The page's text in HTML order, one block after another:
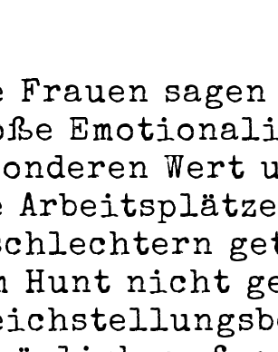
Frauen
Wert
Hunt nicht